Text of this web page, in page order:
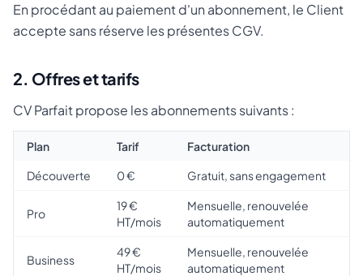
En procédant au paiement d'un abonnement, le Client
accepte sans réserve les présentes CGV.
2. Offres et tarifs
CV Parfait propose les abonnements suivants :
Plan Tarif
Facturation
Découverte
0 € Gratuit, sans engagement
Pro
19 €
HT/mois
Mensuelle, renouvelée
automatiquement
Business
49 €
HT/mois
Mensuelle, renouvelée
automatiquement